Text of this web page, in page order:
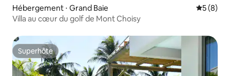
Hébergement ⋅ Grand Baie
5 (8)
Villa au cœur du golf de Mont Choisy
Superhôte
Superhôte